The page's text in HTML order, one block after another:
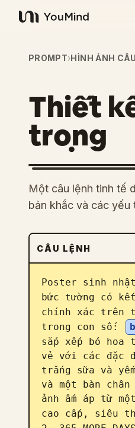
YouMind
PROMPT›HÌNH ẢNH
Thiết
trọng
Một câu lệnh tinh tế
bản khắc và các yếu
CÂU LỆNH
Poster sinh
bức tường có
chính xác trên
trong con số:
sắp xếp bó hoa
vẻ với các đặc
trắng sữa và
và một bàn
ảnh ấm áp từ
cao cấp, siêu